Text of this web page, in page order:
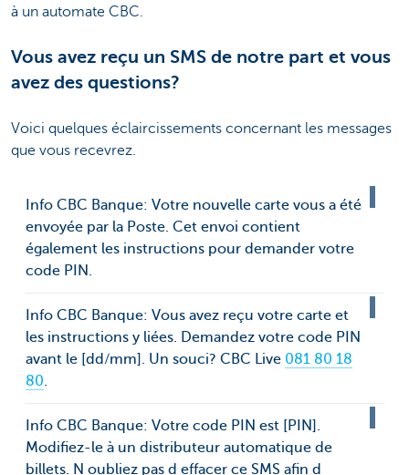
à un automate CBC.
Vous avez reçu un SMS de notre part et vous
avez des questions?
Voici quelques éclaircissements concernant les messages
que vous recevrez.
Info CBC Banque: Votre nouvelle carte vous a été
envoyée par la Poste. Cet envoi contient
également les instructions pour demander votre
code PIN.
Info CBC Banque: Vous avez reçu votre carte et
les instructions y liées. Demandez votre code PIN
avant le [dd/mm]. Un souci? CBC Live 081 80 18
80.
Info CBC Banque: Votre code PIN est [PIN].
Modifiez-le à un distributeur automatique de
billets. N oubliez pas d effacer ce SMS afin d